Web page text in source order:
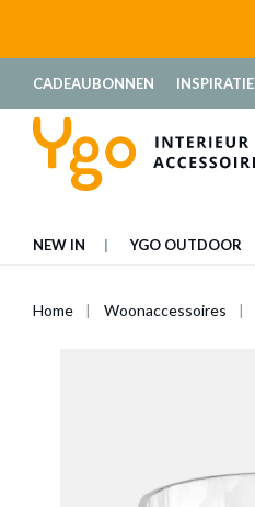
CADEAUBONNEN INSPIRATIE
NEW IN YGO OUTDOOR
Home Woonaccessoires